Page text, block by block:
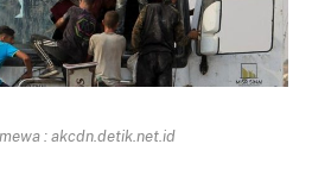
: akcdn.detik.net.id